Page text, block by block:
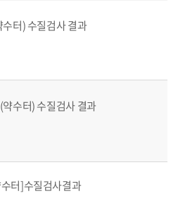
터) 수질검사 결과
수터) 수질검사 결과
터]수질검사결과